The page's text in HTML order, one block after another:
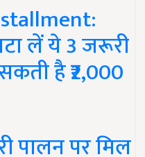
लें ये 3 जरूरी
है ₹2,000
पालन पर मिल